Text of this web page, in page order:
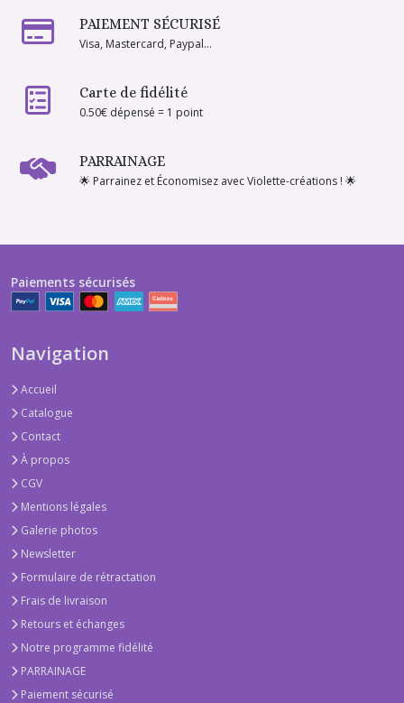
PAIEMENT SÉCURISÉ
Visa, Mastercard, Paypal...
Carte de fidélité
0.50€ dépensé = 1 point
PARRAINAGE
🌟 Parrainez et Économisez avec Violette-créations ! 🌟
Paiements sécurisés
Navigation
Accueil
Catalogue
Contact
À propos
CGV
Mentions légales
Galerie photos
Newsletter
Formulaire de rétractation
Frais de livraison
Retours et échanges
Notre programme fidélité
PARRAINAGE
Paiement sécurisé